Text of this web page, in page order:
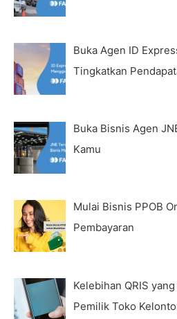
Buka Agen ID
Tingkatkan
Buka Bisnis Agen
Kamu
Mulai Bisnis PPOB
Pembayaran
Kelebihan QRIS
Pemilik Toko